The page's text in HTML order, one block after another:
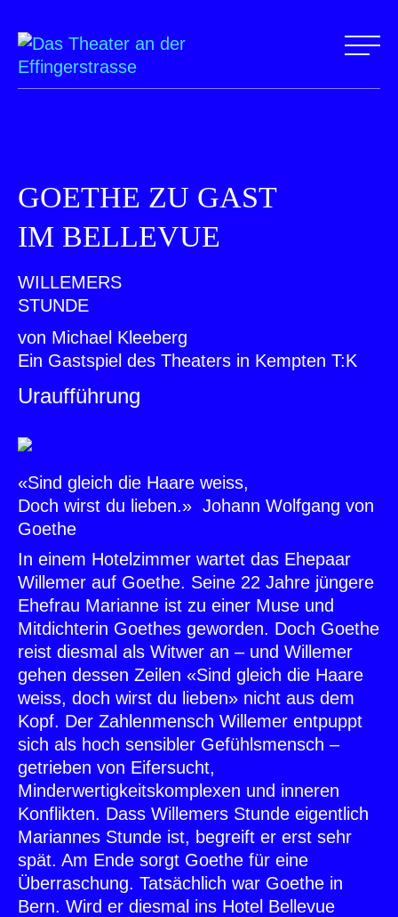
GOETHE ZU GAST
IM BELLEVUE
WILLEMERS
STUNDE
von Michael Kleeberg
Ein Gastspiel des Theaters in Kempten T:K
Uraufführung
«Sind gleich die Haare weiss,
Doch wirst du lieben.» Johann Wolfgang von
Goethe
In einem Hotelzimmer wartet das Ehepaar
Willemer auf Goethe. Seine 22 Jahre jüngere
Ehefrau Marianne ist zu einer Muse und
Mitdichterin Goethes geworden. Doch Goethe
reist diesmal als Witwer an – und Willemer
gehen dessen Zeilen «Sind gleich die Haare
weiss, doch wirst du lieben» nicht aus dem
Kopf. Der Zahlenmensch Willemer entpuppt
sich als hoch sensibler Gefühlsmensch –
getrieben von Eifersucht,
Minderwertigkeitskomplexen und inneren
Konflikten. Dass Willemers Stunde eigentlich
Mariannes Stunde ist, begreift er erst sehr
spät. Am Ende sorgt Goethe für eine
Überraschung. Tatsächlich war Goethe in
Bern. Wird er diesmal ins Hotel Bellevue